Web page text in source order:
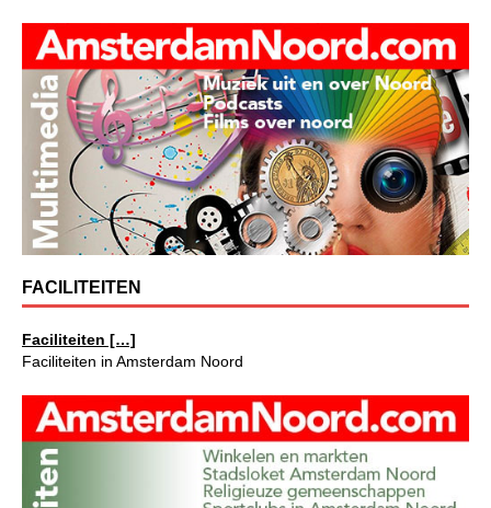
FACILITEITEN
Faciliteiten […]
Faciliteiten in Amsterdam Noord